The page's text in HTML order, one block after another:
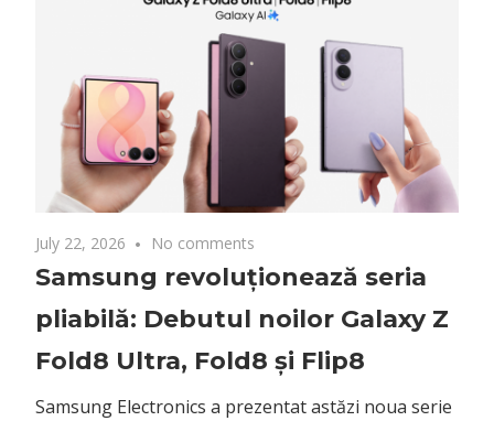
July 22, 2026 No comments
Samsung revoluționează seria
pliabilă: Debutul noilor Galaxy Z
Fold8 Ultra, Fold8 și Flip8
Samsung Electronics a prezentat astăzi noua serie